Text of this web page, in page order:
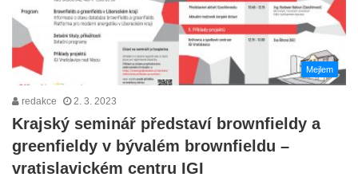
Mejlem
redakce 2. 3. 2023
Krajský seminář představí brownfieldy a
greenfieldy v bývalém brownfieldu –
vratislavickém centru IGI